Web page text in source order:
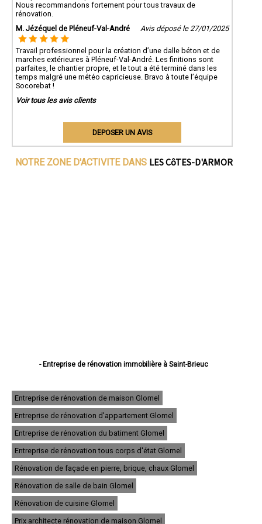
Nous recommandons fortement pour tous travaux de
rénovation.
M. Jézéquel de Pléneuf-Val-André
Avis déposé le 27/01/2025
Travail professionnel pour la création d’une dalle béton et de
marches extérieures à Pléneuf-Val-André. Les finitions sont
parfaites, le chantier propre, et le tout a été terminé dans les
temps malgré une météo capricieuse. Bravo à toute l’équipe
Socorebat !
Voir tous les avis clients
DEPOSER UN AVIS
NOTRE ZONE D'ACTIVITE DANS LES CôTES-D'ARMOR
- Entreprise de rénovation immobilière à Saint-Brieuc
- Entreprise de rénovation immobilière à Lamballe
- Entreprise de rénovation immobilière à Ploufragan
- Entreprise de rénovation immobilière à Dinan
- Entreprise de rénovation immobilière à Loudéac
- Entreprise de rénovation immobilière à Paimpol
- Entreprise de rénovation immobilière à Trégueux
- Entreprise de rénovation immobilière à Guingamp
- Entreprise de rénovation immobilière à Perros-Guirec
- Entreprise de rénovation immobilière à Langueux
- Entreprise de rénovation immobilière à Plédran
- Entreprise de rénovation immobilière à Pordic
- Entreprise de rénovation immobilière à Ploumagoar
- Entreprise de rénovation immobilière à Yffiniac
Entreprise de rénovation de maison Glomel
Entreprise de rénovation d'appartement Glomel
Entreprise de rénovation du batiment Glomel
Entreprise de rénovation tous corps d'état Glomel
Rénovation de façade en pierre, brique, chaux Glomel
Rénovation de salle de bain Glomel
Rénovation de cuisine Glomel
Prix architecte rénovation de maison Glomel